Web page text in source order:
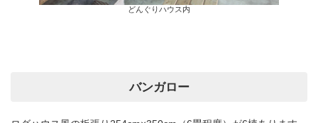
どんぐりハウス内
バンガロー